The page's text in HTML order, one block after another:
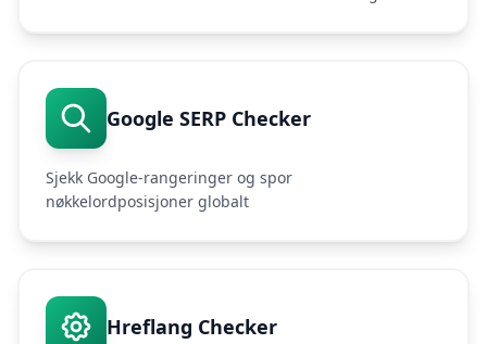
Google SERP Checker
Sjekk Google-rangeringer og spor
nøkkelordposisjoner globalt
Hreflang Checker